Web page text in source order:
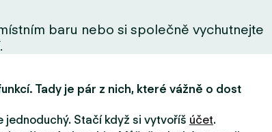
baru nebo si společně vychutnejte
Tady je pár z nich, které vážně o dost
jednoduchý. Stačí když si vytvoříš účet.